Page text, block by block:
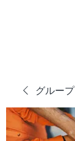
グループ